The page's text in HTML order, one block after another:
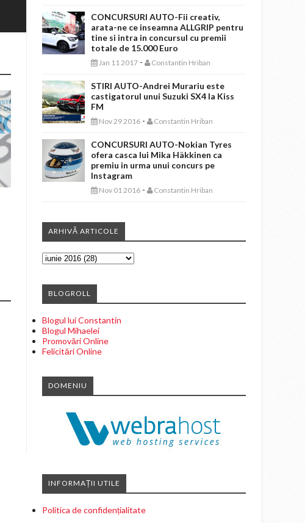
CONCURSURI AUTO-Fii creativ,
arata-ne ce inseamna ALLGRIP pentru
tine si intra in concursul cu premii
totale de 15.000 Euro
Jan 11 2017 - Constantin Hriban
STIRI AUTO-Andrei Murariu este
castigatorul unui Suzuki SX4 la Kiss
FM
Nov 29 2016 - Constantin Hriban
CONCURSURI AUTO-Nokian Tyres
ofera casca lui Mika Häkkinen ca
premiu in urma unui concurs pe
Instagram
Nov 01 2016 - Constantin Hriban
ARHIVĂ ARTICOLE
BLOGROLL
Blogul lui Constantin
Blogul Mihaelei
Promovări Online
Felicitări Online
DOMENIU
INFORMAȚII UTILE
Politica de confidențialitate